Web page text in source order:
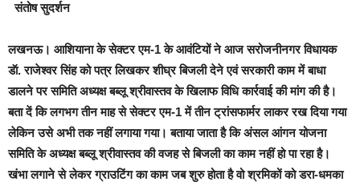
संतोष सुदर्शन
लखनऊ। आशियाना केसेक्टर एम-1 के आवंटियों ने आज सरोजनीनगर विधायक
डॅा. राजेश्वर सिंह को पत्र लिखकर शीघ्र बिजली देने एवं सरकारी काम में बाधा
डालने पर समिति अध्यक्ष बब्लू श्रीवास्तव के खिलाफ विधि कार्रवाई की मांग की है।
बता दें कि लगभग तीन माह से सेक्टर एम-1 में तीन ट्रांसफार्मर लाकर रख दिया गया
लेकिन उसे अभी तक नहीं लगाया गया। बताया जाता है किअंसल आंगन योजना
समिति के अध्यक्ष बब्लू श्रीवास्तव की वजह से बिजली का काम नहीं हो पा रहा है।
खंभा लगाने से लेकर ग्राउटिंग का काम जब शुरु होता है वो श्रमिकों को डरा-धमका